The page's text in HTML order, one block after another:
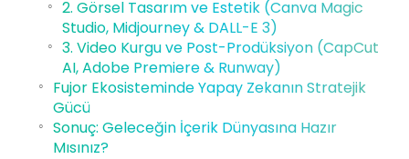
2. Görsel Tasarım ve Estetik (Canva Magic
Studio, Midjourney & DALL-E 3)
3. Video Kurgu ve Post-Prodüksiyon (CapCut
AI, Adobe Premiere & Runway)
Fujor Ekosisteminde Yapay Zekanın Stratejik
Gücü
Sonuç: Geleceğin İçerik Dünyasına Hazır
Mısınız?